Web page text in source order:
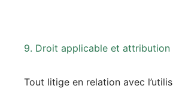
9. Droit applicable et attribution
Tout litige en relation avec